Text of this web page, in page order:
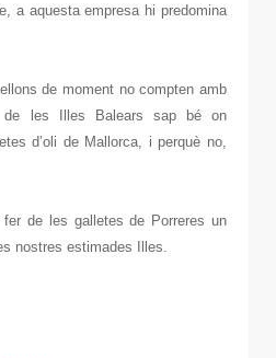
a aquesta empresa hi predomina
de moment no compten amb
les Illes Balears sap bé on
d’oli de Mallorca, i perquè no,
de les galletes de Porreres un
nostres estimades Illes.